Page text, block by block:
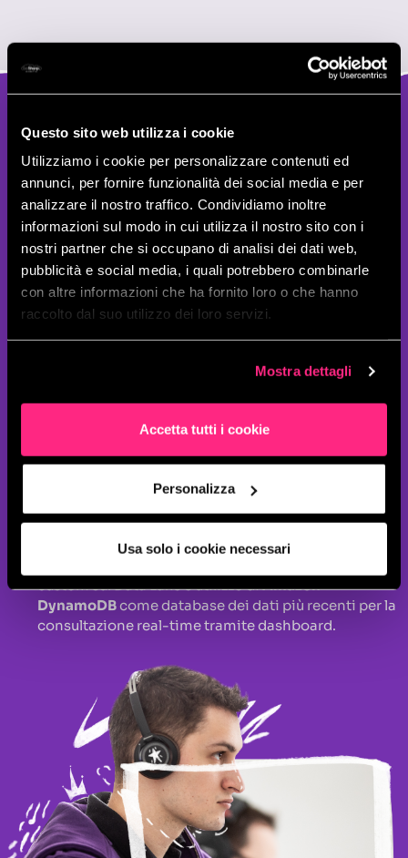
Questo sito web utilizza i cookie
Utilizziamo i cookie per personalizzare contenuti ed
annunci, per fornire funzionalità dei social media e per
analizzare il nostro traffico. Condividiamo inoltre
informazioni sul modo in cui utilizza il nostro sito con i
nostri partner che si occupano di analisi dei dati web,
pubblicità e social media, i quali potrebbero combinarle
con altre informazioni che ha fornito loro o che hanno
raccolto dal suo utilizzo dei loro servizi.
Mostra dettagli
Accetta tutti i cookie
Personalizza
Usa solo i cookie necessari
ANALISI PREDITTIVA
BASATA SUI DATI.
Creazione di un’infrastruttura basata su servizi fully-
managed comeAWS Lambdaper ottenere potenza
di calcolo,Amazon Simple Queue Service (SQS)
una gestione ottimale delle code di messaggi e
consente l’ingestion dei dati su Amazon S3.
Progettazione e realizzazione di un Data Lake basato
sull’archiviazione dei dati in differenti classi di
storage (storage tiering) sfruttando i serviziAmazon
e il modello di categorizzazione
del dato hot-warm-cold, in relazione alla frequenza
di accesso necessaria.
Implementazione di servizi qualiAWS Athena
custom sul Data Lake e utilizzo diAmazon
DynamoDB come database dei dati più recenti per la
consultazione real-time tramite dashboard.